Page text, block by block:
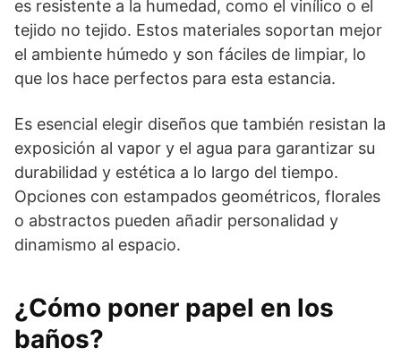
es resistente a la humedad, como el vinílico o el
tejido no tejido. Estos materiales soportan mejor
el ambiente húmedo y son fáciles de limpiar, lo
que los hace perfectos para esta estancia.
Es esencial elegir diseños que también resistan la
exposición al vapor y el agua para garantizar su
durabilidad y estética a lo largo del tiempo.
Opciones con estampados geométricos, florales
o abstractos pueden añadir personalidad y
dinamismo al espacio.
¿Cómo poner papel en los
baños?